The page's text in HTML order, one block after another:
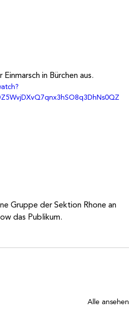
in Bürchen aus.
Gruppe der Sektion Rhone an
das Publikum.
Alle ansehen